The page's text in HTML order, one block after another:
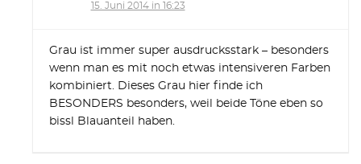
15. Juni 2014 in 16:23
Grau ist immer super ausdrucksstark – besonders
wenn man es mit noch etwas intensiveren Farben
kombiniert. Dieses Grau hier finde ich
BESONDERS besonders, weil beide Töne eben so
bissl Blauanteil haben.